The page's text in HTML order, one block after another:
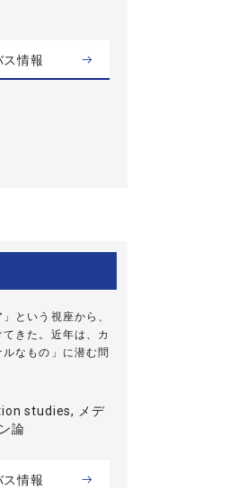
ス情報
という視座から、
きた。近年は、カ
なもの」に潜む問
studies, メデ
論
ス情報